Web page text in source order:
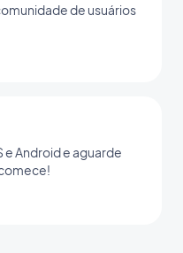
de usuários
e Android e aguarde